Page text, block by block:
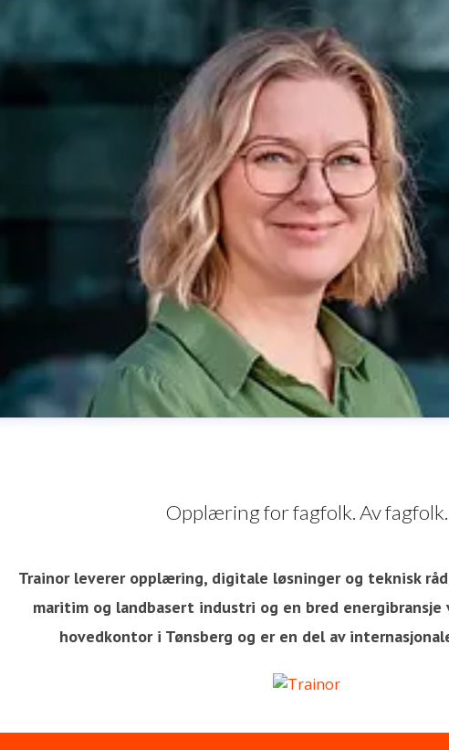
+47 90875544
Opplæring for fagfolk. Av fagfolk.
Trainor leverer opplæring, digitale løsninger og teknisk
maritim og landbasert industri og en bred energibransje
hovedkontor i Tønsberg og er en del av